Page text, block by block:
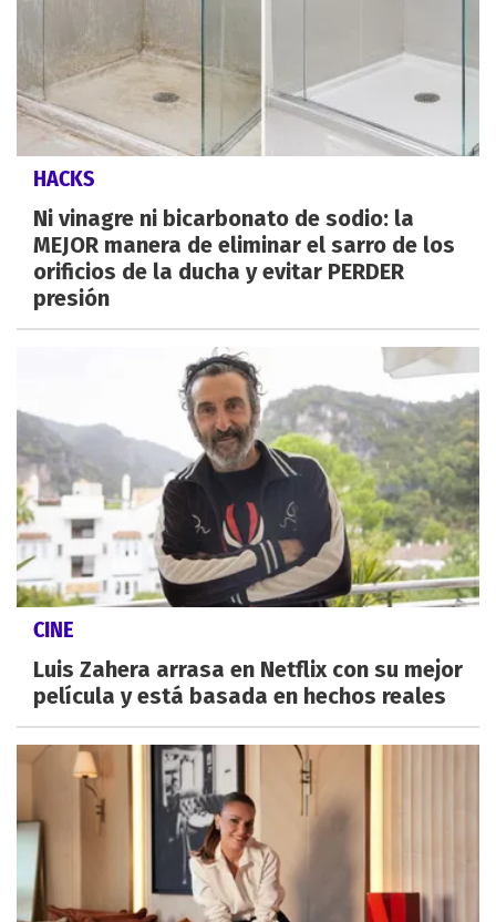
HACKS
Ni vinagre ni bicarbonato de sodio: la
MEJOR manera de eliminar el sarro de los
orificios de la ducha y evitar PERDER
presión
CINE
Luis Zahera arrasa en Netflix con su mejor
película y está basada en hechos reales